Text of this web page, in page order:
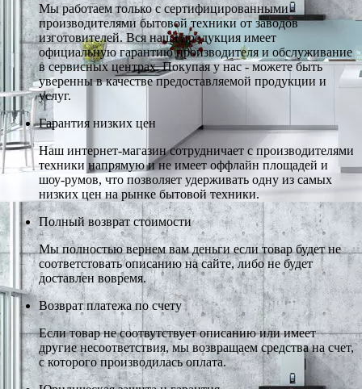
Мы работаем только с сертифицированными
производителями бытовой техники от заводов
изготовителей. Вся наша продукция имеет
официальную гарантию производителя и обслуживание
в сервисных центрах. Покупая у нас - можете быть
уверенны в качестве предоставляемой продукции и
услуг.
Гарантия низких цен
Наш интернет-магазин сотрудничает с производителями
техники напрямую и не имеет оффлайн площадей и
шоу-румов, что позволяет удерживать одну из самых
низких цен на рынке бытовой техники.
Полный возврат стоимости
Мы полностью вернем вам деньги если товар будет не
соответстовать описанию на сайте, либо не будет
доставлен вовремя.
Возврат платежа по счету
Если товар не соотвутствует описанию или имеет
другие несоответствия, мы возвращаем средства на счет,
с которого производилась оплата.